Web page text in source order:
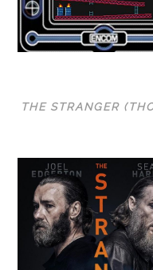
THE STRANGER